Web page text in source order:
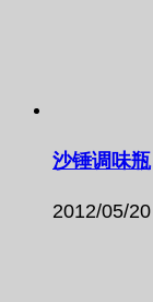
沙锤调味瓶
2012/05/20